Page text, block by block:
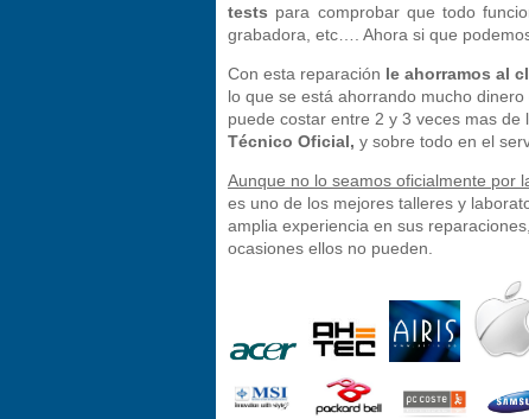
tests para comprobar que todo
grabadora, etc…. Ahora si que
Con esta reparación le ahorramos al
lo que se está ahorrando mucho
puede costar entre 2 y 3 veces mas de
Técnico Oficial, y sobre todo en el
Aunque no lo seamos oficialmente por
es uno de los mejores talleres y
amplia experiencia en sus
ocasiones ellos no pueden.